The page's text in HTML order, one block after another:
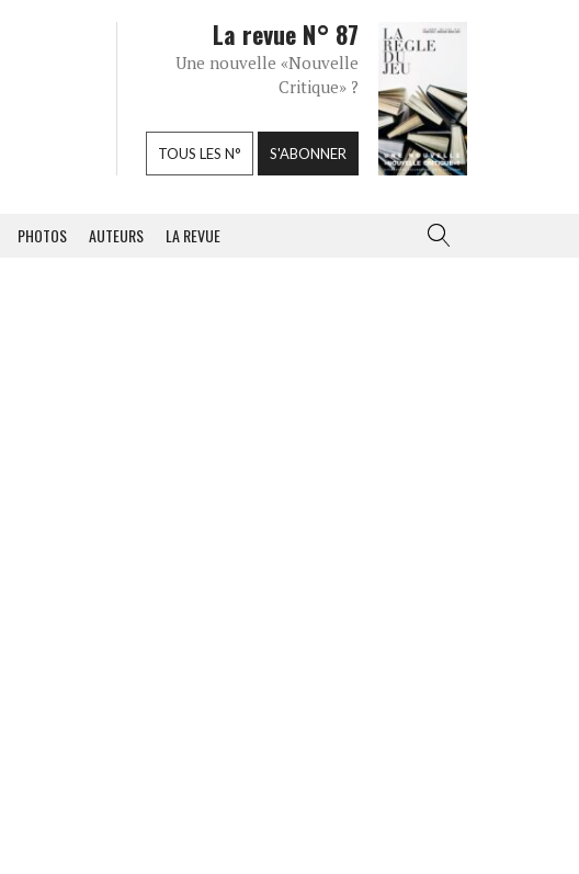
La revue N° 87
Une nouvelle «Nouvelle
Critique» ?
TOUS LES N° S'ABONNER
PHOTOS AUTEURS LA REVUE